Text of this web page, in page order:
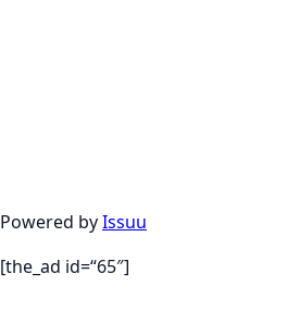
Powered byIssuu
[the_ad id=“65″]